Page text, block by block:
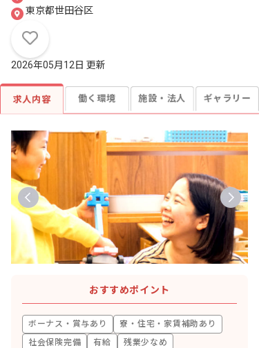
東京都世田谷区
2026年05月12日 更新
求人内容 働く環境 施設・法人 ギャラリー
おすすめポイント
ボーナス・賞与あり
寮・住宅・家賃補助あり
社会保険完備
有給 残業少なめ